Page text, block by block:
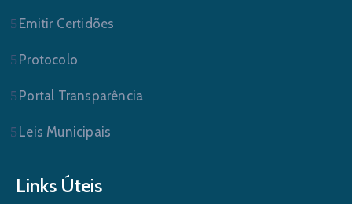
Emitir Certidões
Protocolo
Portal Transparência
Leis Municipais
Links Úteis